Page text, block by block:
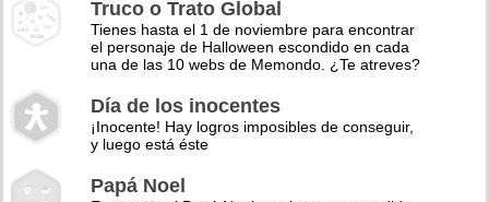
Truco o Trato Global
Tienes hasta el 1 de noviembre para encontrar
el personaje de Halloween escondido en cada
una de las 10 webs de Memondo. ¿Te atreves?
Día de los inocentes
¡Inocente! Hay logros imposibles de conseguir,
y luego está éste
Papá Noel